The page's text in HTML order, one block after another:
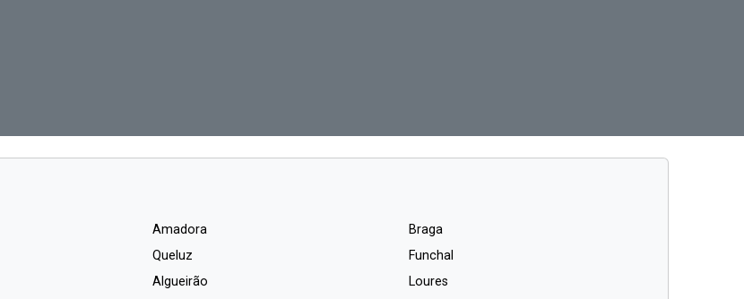
Amadora
Braga
Queluz
Funchal
Algueirão
Loures